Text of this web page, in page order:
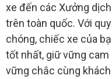
xe đến các Xưởng
trên toàn quốc. Với
chóng, chiếc xe của
tốt nhất, giữ vững cam
vững chắc cùng